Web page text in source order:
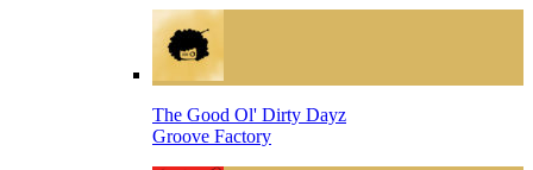
The Good Ol' Dirty Dayz
Groove Factory